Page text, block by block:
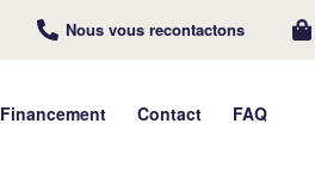
Nous vous recontactons
Financement Contact FAQ